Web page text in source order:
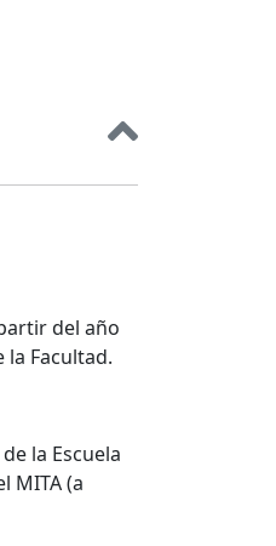
del año
Facultad.
la Escuela
MITA (a